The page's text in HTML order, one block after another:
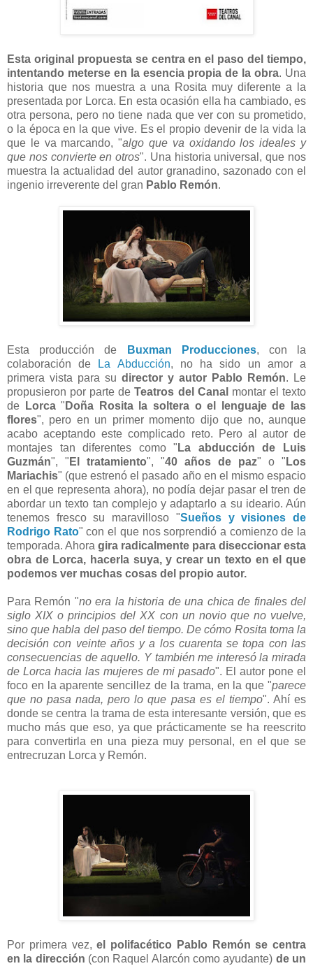
Esta original propuesta se centra en el paso del tiempo,
intentando meterse en la esencia propia de la obra. Una
historia que nos muestra a una Rosita muy diferente a la
presentada por Lorca. En esta ocasión ella ha cambiado, es
otra persona, pero no tiene nada que ver con su prometido,
o la época en la que vive. Es el propio devenir de la vida la
que le va marcando, "algo que va oxidando los ideales y
que nos convierte en otros". Una historia universal, que nos
muestra la actualidad del autor granadino, sazonado con el
ingenio irreverente del gran Pablo Remón.
Esta producción de Buxman Producciones, con la
colaboración de
La Abducción, no ha sido un amor a
primera vista para su director y autor Pablo Remón. Le
propusieron por parte deTeatros del Canal montar el texto
de
Lorca" Doña Rosita la soltera o el lenguaje de las
flores", pero en un primer momento dijo que no, aunque
acabo aceptando este complicado reto. Pero al autor de
montajes tan diferentes como " La abducción de Luis
Guzmán", " El tratamiento", "40 años de paz" o " Los
Mariachis" (que estrenó el pasado año en el mismo espacio
en el que representa ahora), no podía dejar pasar el tren de
abordar un texto tan complejo y adaptarlo a su ideario. Aún
tenemos fresco su maravilloso "Sueños y visiones de
Rodrigo Rato" con el que nos sorprendió a comienzo de la
temporada. Ahora gira radicalmente para diseccionar esta
obra de Lorca, hacerla suya, y crear un texto en el que
podemos ver muchas cosas del propio autor.
Para Remón "no era la historia de una chica de finales del
siglo XIX o principios del XX con un novio que no vuelve,
sino que habla del paso del tiempo. De cómo Rosita toma la
decisión con veinte años y a los cuarenta se topa con las
consecuencias de aquello. Y también me interesó la mirada
de Lorca hacia las mujeres de mi pasado". El autor pone el
foco en la aparente sencillez de la trama, en la que "parece
que no pasa nada, pero lo que pasa es el tiempo". Ahí es
donde se centra la trama de esta interesante versión, que es
mucho más que eso, ya que prácticamente se ha reescrito
para convertirla en una pieza muy personal, en el que se
entrecruzan Lorca y Remón.
Por primera vez,el polifacético Pablo Remón se centra
en la dirección (con Raquel Alarcón como ayudante) de un